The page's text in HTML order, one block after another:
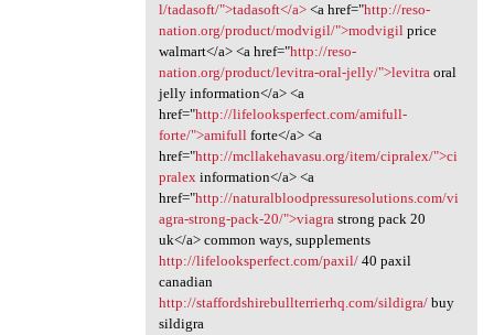
l/tadasoft/">tadasoft</a><a href="http://reso-
nation.org/product/modvigil/">modvigilprice
walmart</a> <a href="http://reso-
nation.org/product/levitra-oral-jelly/">levitraoral
jelly information</a> <a
href="http://lifelooksperfect.com/amifull-
forte/">amifullforte</a> <a
href="http://mcllakehavasu.org/item/cipralex/">ci
pralexinformation</a> <a
href="http://naturalbloodpressuresolutions.com/vi
agra-strong-pack-20/">viagrastrong pack 20
uk</a> common ways, supplements
http://lifelooksperfect.com/paxil/40 paxil
canadian
http://staffordshirebullterrierhq.com/sildigra/buy
sildigra